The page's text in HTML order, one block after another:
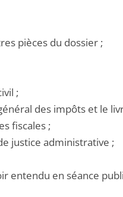
pièces du dossier ;
;
des impôts et le
fiscales ;
justice administrative ;
entendu en séance